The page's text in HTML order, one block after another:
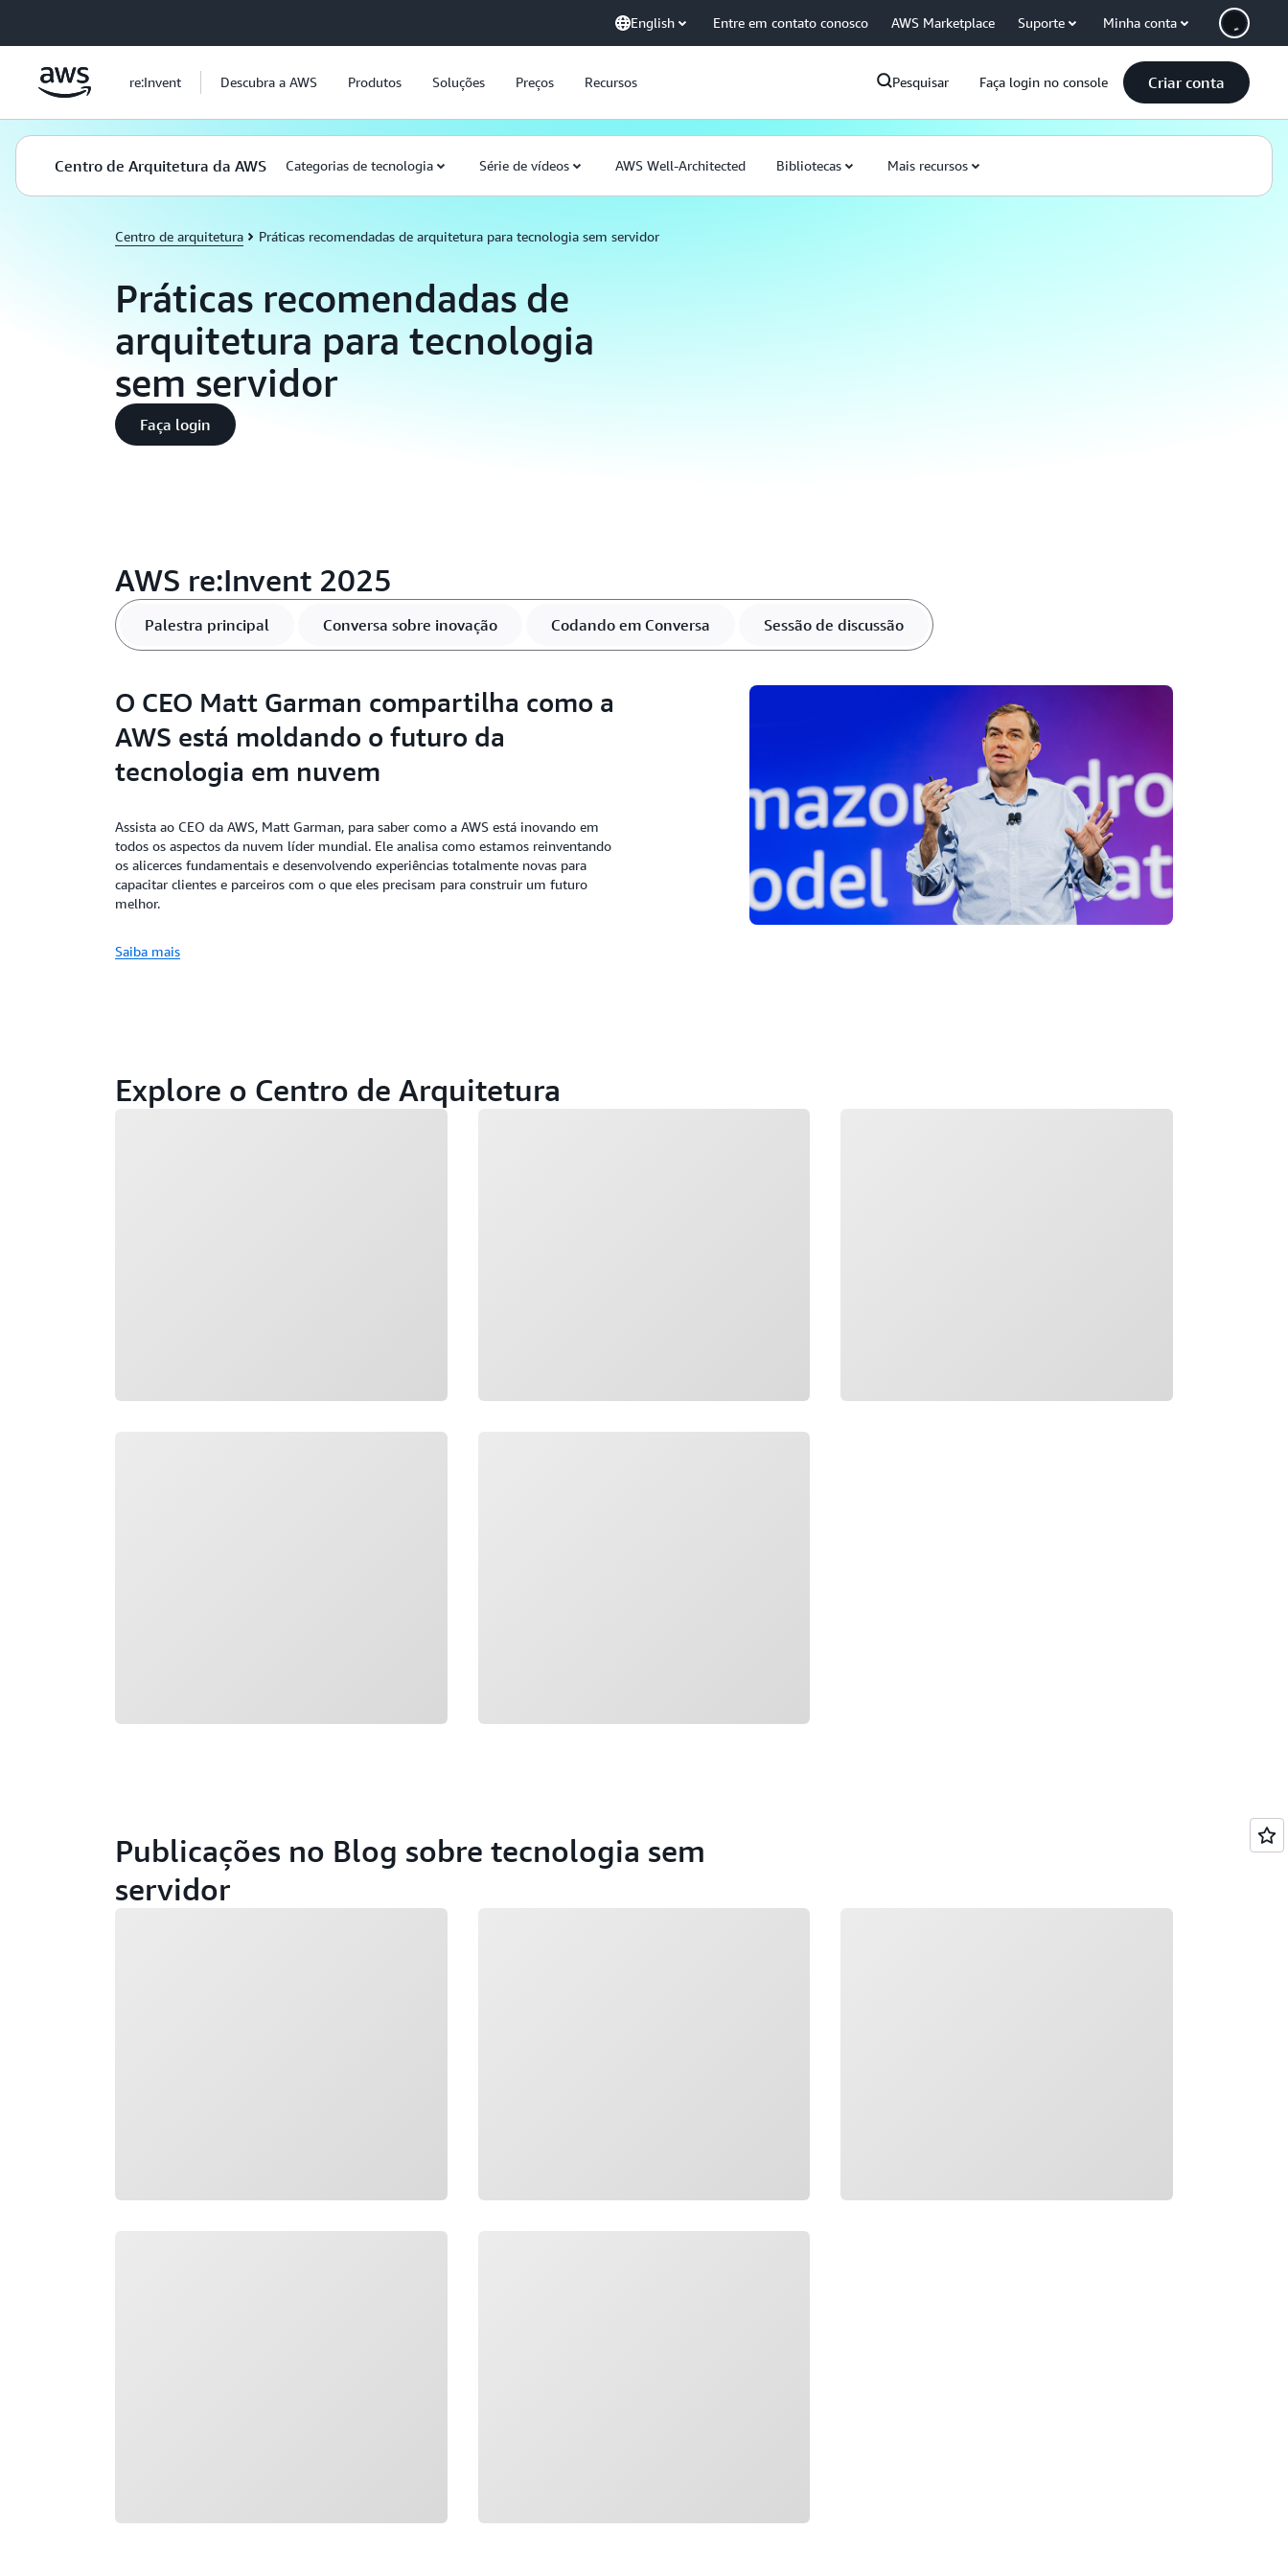
English Entre em contato conosco AWS Marketplace Suporte Minha conta
re:Invent Descubra a AWS Produtos Soluções Preços Recursos Pesquisar Faça login no console Criar conta
Centro de Arquitetura da AWS Categorias de tecnologia Série de vídeos AWS Well-Architected Bibliotecas Mais recursos
Centro de arquitetura Práticas recomendadas de arquitetura para tecnologia sem servidor
Práticas recomendadas de
arquitetura para tecnologia
sem servidor
Faça login
AWS re:Invent 2025
Palestra principal Conversa sobre inovação Codando em Conversa Sessão de discussão
O CEO Matt Garman compartilha como a
AWS está moldando o futuro da
tecnologia em nuvem
Assista ao CEO da AWS, Matt Garman, para saber como a AWS está inovando em
todos os aspectos da nuvem líder mundial. Ele analisa como estamos reinventando
os alicerces fundamentais e desenvolvendo experiências totalmente novas para
capacitar clientes e parceiros com o que eles precisam para construir um futuro
melhor.
Saiba mais
Explore o Centro de Arquitetura
Publicações no Blog sobre tecnologia sem
servidor